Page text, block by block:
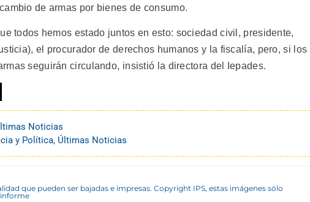
de armas por bienes de consumo.
todos hemos estado juntos en esto: sociedad civil, presidente,
el procurador de derechos humanos y la fiscalía, pero, si los
seguirán circulando, insistió la directora del Iepades.
Noticias
y Política, Últimas Noticias
que pueden ser bajadas e impresas. Copyright IPS, estas imágenes sólo